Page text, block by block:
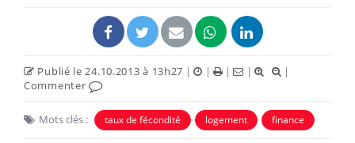
Publié le 24.10.2013 à 13h27 | | | |
|
Commenter
Mots clés : taux de fécondité logement finance